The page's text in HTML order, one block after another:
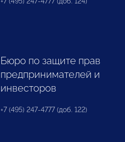
Бюро по защите прав
предпринимателей и
инвесторов
+7 (495) 247-4777 (доб. 122)